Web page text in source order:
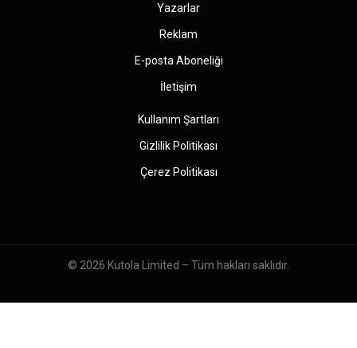
Yazarlar
Reklam
E-posta Aboneliği
İletişim
Kullanım Şartları
Gizlilik Politikası
Çerez Politikası
© 2026 Kutola Limited – Tüm hakları saklıdır.